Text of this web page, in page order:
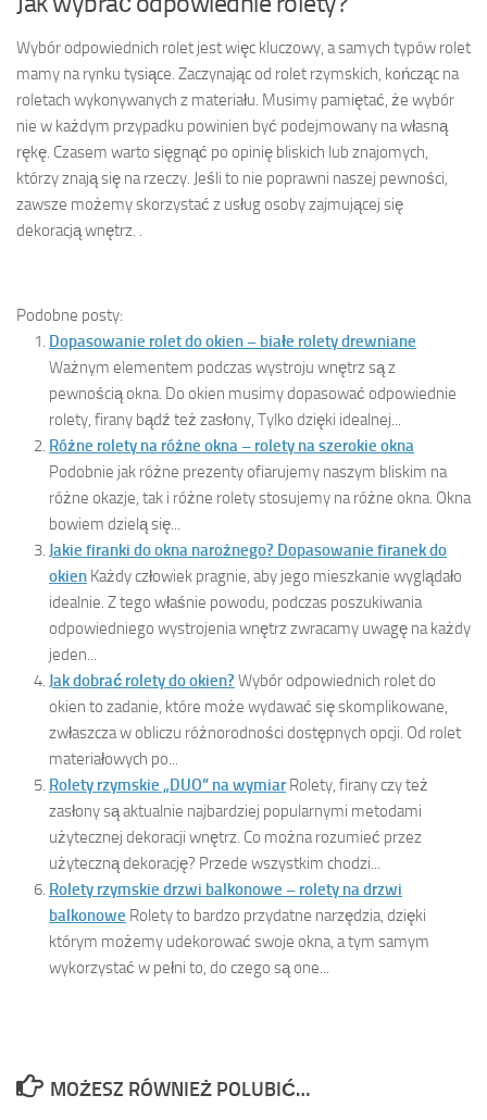
Wybór odpowiednich rolet jest więc kluczowy, a samych typów rolet
mamy na rynku tysiące. Zaczynając od rolet rzymskich, kończąc na
roletach wykonywanych z materiału. Musimy pamiętać, że wybór
nie w każdym przypadku powinien być podejmowany na własną
rękę. Czasem warto sięgnąć po opinię bliskich lub znajomych,
którzy znają się na rzeczy. Jeśli to nie poprawni naszej pewności,
zawsze możemy skorzystać z usług osoby zajmującej się
dekoracją wnętrz. .
Podobne posty:
Dopasowanie rolet do okien – białe rolety drewniane
Ważnym elementem podczas wystroju wnętrz są z
pewnością okna. Do okien musimy dopasować odpowiednie
rolety, firany bądź też zasłony, Tylko dzięki idealnej...
Różne rolety na różne okna – rolety na szerokie okna
Podobnie jak różne prezenty ofiarujemy naszym bliskim na
różne okazje, tak i różne rolety stosujemy na różne okna. Okna
bowiem dzielą się...
Jakie firanki do okna narożnego? Dopasowanie firanek do
okien Każdy człowiek pragnie, aby jego mieszkanie wyglądało
idealnie. Z tego właśnie powodu, podczas poszukiwania
odpowiedniego wystrojenia wnętrz zwracamy uwagę na każdy
jeden...
Jak dobrać rolety do okien? Wybór odpowiednich rolet do
okien to zadanie, które może wydawać się skomplikowane,
zwłaszcza w obliczu różnorodności dostępnych opcji. Od rolet
materiałowych po...
Rolety rzymskie „DUO” na wymiar Rolety, firany czy też
zasłony są aktualnie najbardziej popularnymi metodami
użytecznej dekoracji wnętrz. Co można rozumieć przez
użyteczną dekorację? Przede wszystkim chodzi...
Rolety rzymskie drzwi balkonowe – rolety na drzwi
balkonowe Rolety to bardzo przydatne narzędzia, dzięki
którym możemy udekorować swoje okna, a tym samym
wykorzystać w pełni to, do czego są one...
MOŻESZ RÓWNIEŻ POLUBIĆ…